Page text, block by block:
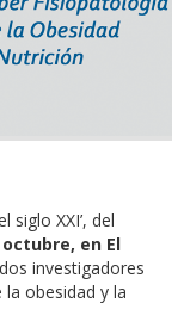
siglo XXI’, del
octubre, en El
investigadores
obesidad y la